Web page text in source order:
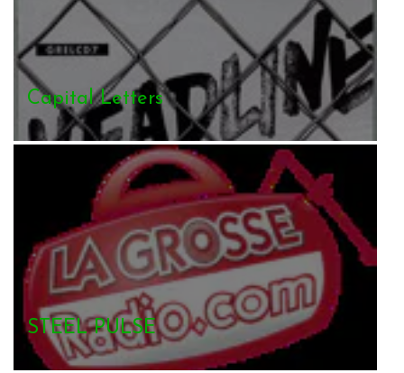
Capital Letters
STEEL PULSE